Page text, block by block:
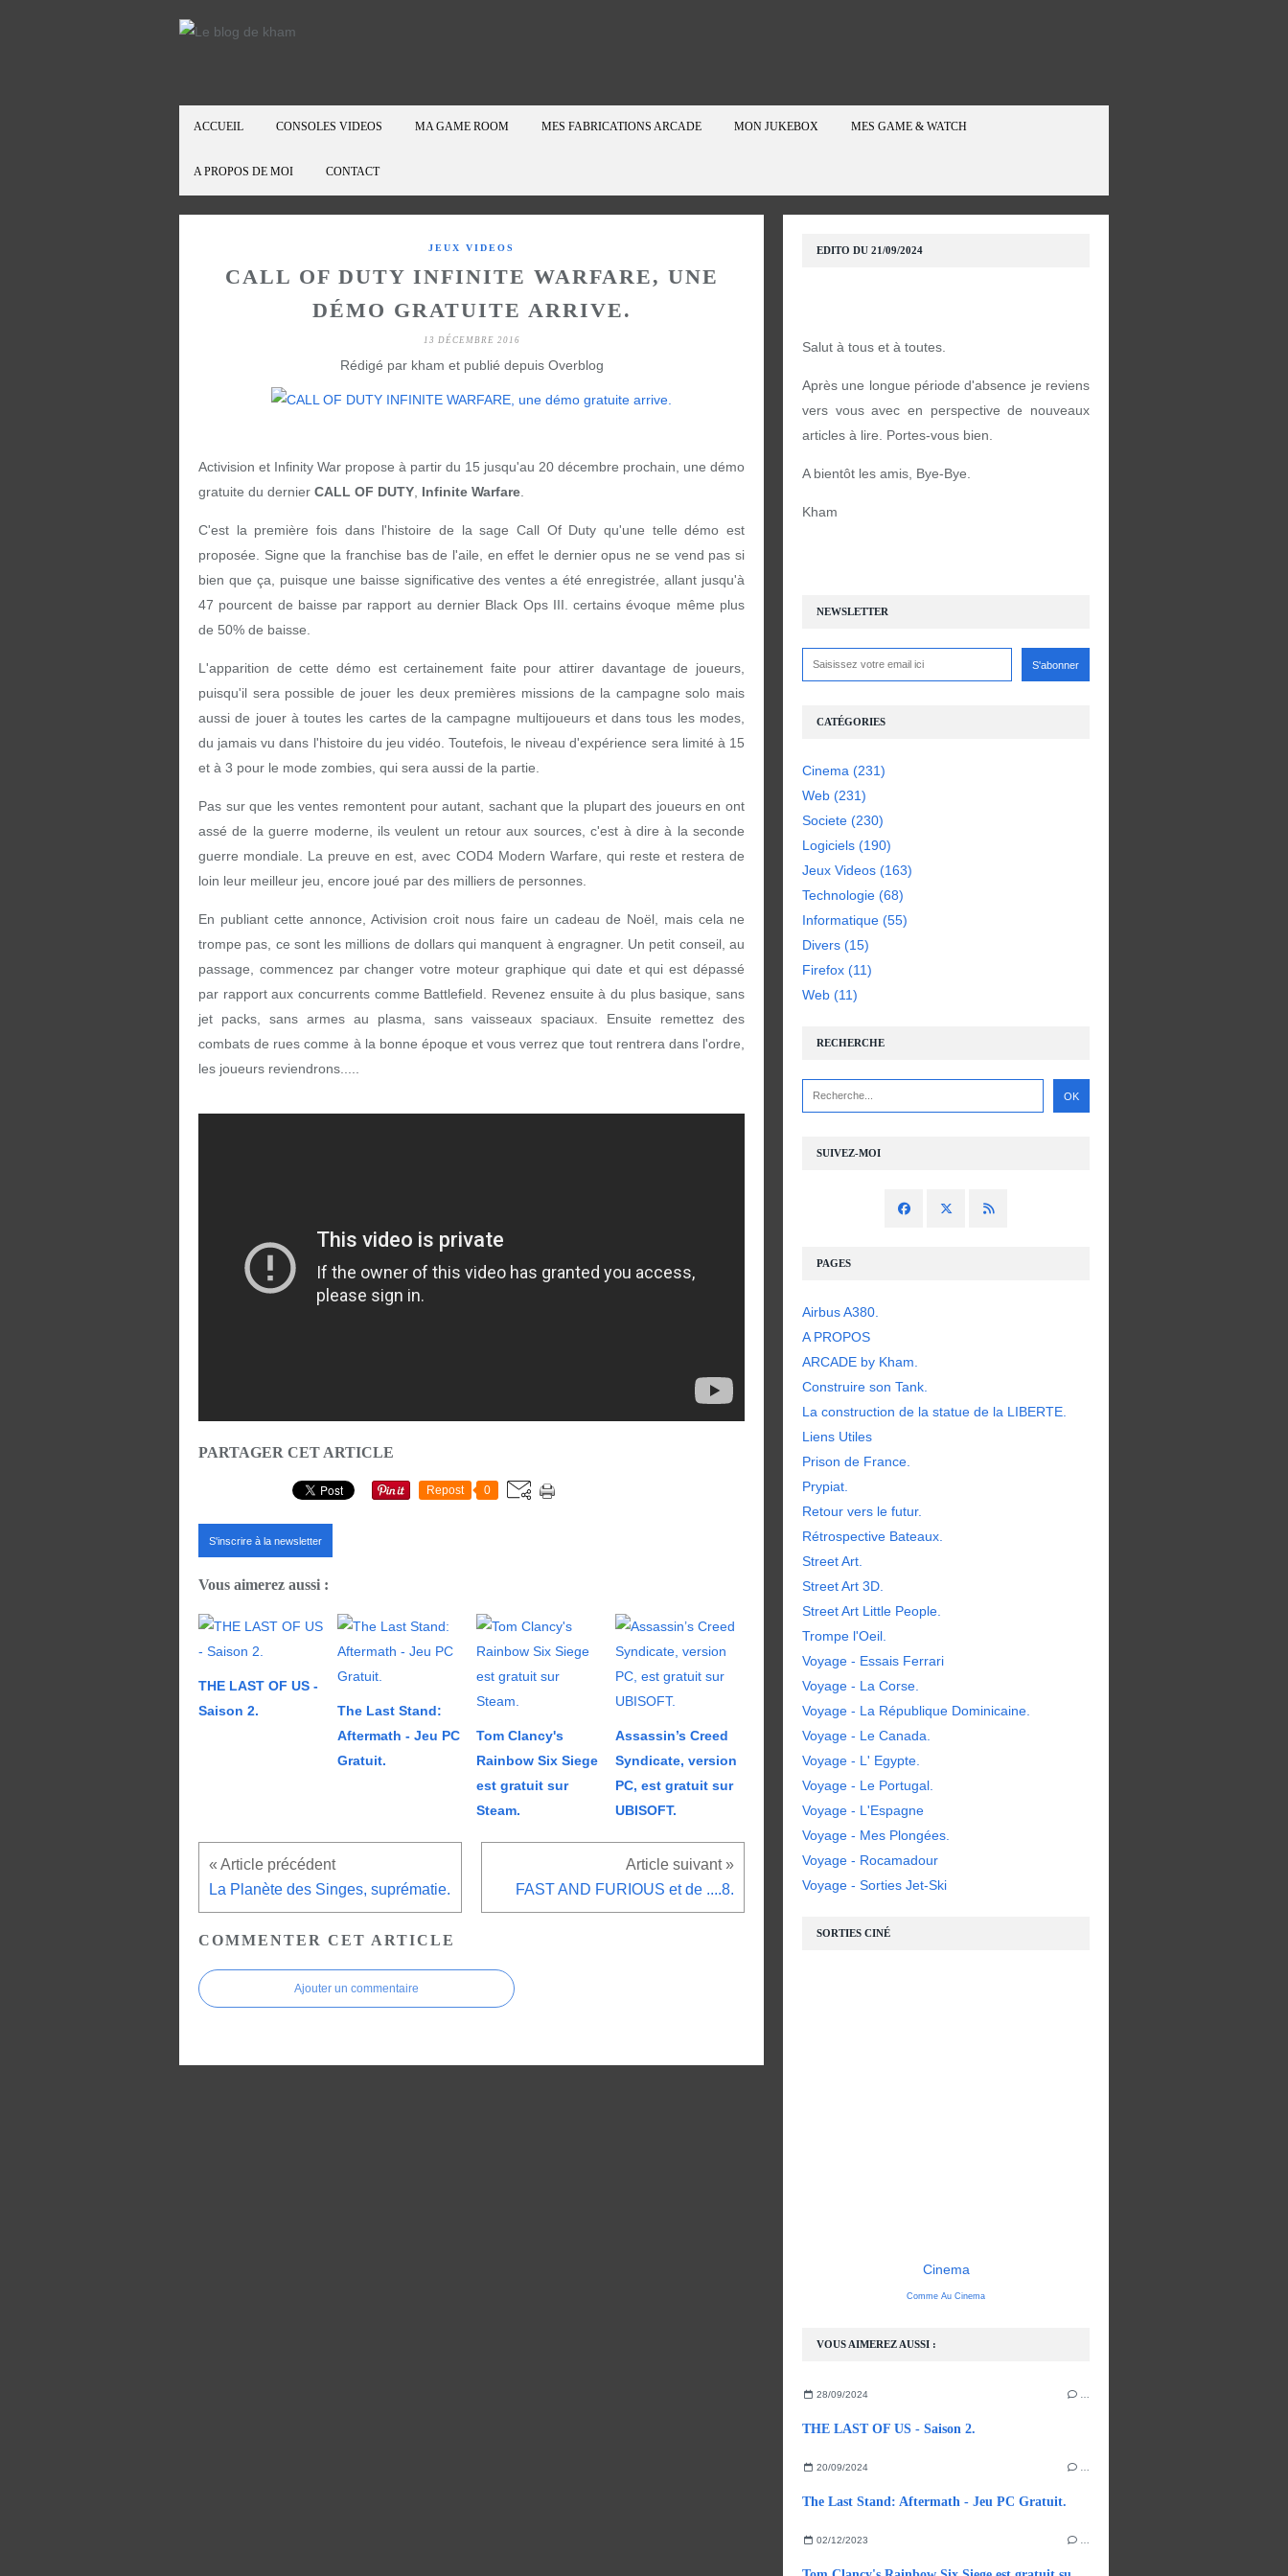
ACCUEIL CONSOLES VIDEOS MA GAME ROOM MES FABRICATIONS ARCADE MON JUKEBOX MES GAME & WATCH
A PROPOS DE MOI CONTACT
JEUX VIDEOS
CALL OF DUTY INFINITE WARFARE, UNE
DÉMO GRATUITE ARRIVE.
13 DÉCEMBRE 2016
Rédigé par kham et publié depuis Overblog
Activision et Infinity War propose à partir du 15 jusqu'au 20 décembre prochain, une démo
gratuite du dernier CALL OF DUTY Infinite Warfare
C'est la première fois dans l'histoire de la sage Call Of Duty qu'une telle démo est
proposée. Signe que la franchise bas de l'aile, en effet le dernier opus ne se vend pas si
bien que ça, puisque une baisse significative des ventes a été enregistrée, allant jusqu'à
47 pourcent de baisse par rapport au dernier Black Ops III. certains évoque même plus
de 50% de baisse.
L'apparition de cette démo est certainement faite pour attirer davantage de joueurs,
puisqu'il sera possible de jouer les deux premières missions de la campagne solo mais
aussi de jouer à toutes les cartes de la campagne multijoueurs et dans tous les modes,
du jamais vu dans l'histoire du jeu vidéo. Toutefois, le niveau d'expérience sera limité à 15
et à 3 pour le mode zombies, qui sera aussi de la partie.
Pas sur que les ventes remontent pour autant, sachant que la plupart des joueurs en ont
assé de la guerre moderne, ils veulent un retour aux sources, c'est à dire à la seconde
guerre mondiale. La preuve en est, avec COD4 Modern Warfare, qui reste et restera de
loin leur meilleur jeu, encore joué par des milliers de personnes.
En publiant cette annonce, Activision croit nous faire un cadeau de Noël, mais cela ne
trompe pas, ce sont les millions de dollars qui manquent à engragner. Un petit conseil, au
passage, commencez par changer votre moteur graphique qui date et qui est dépassé
par rapport aux concurrents comme Battlefield. Revenez ensuite à du plus basique, sans
jet packs, sans armes au plasma, sans vaisseaux spaciaux. Ensuite remettez des
combats de rues comme à la bonne époque et vous verrez que tout rentrera dans l'ordre,
les joueurs reviendrons.....
PARTAGER CET ARTICLE
Repost 0
S'inscrire à la newsletter
Vous aimerez aussi :
THE LAST OF US -
Saison 2.
The Last Stand:
Aftermath - Jeu PC
Gratuit.
Tom Clancy's
Rainbow Six Siege
est gratuit sur
Steam.
Assassin’s Creed
Syndicate, version
PC, est gratuit sur
UBISOFT.
La Planète des Singes, suprématie. FAST AND FURIOUS et de ....8.
COMMENTER CET ARTICLE
Ajouter un commentaire
NEWSLETTER
SUIVEZ-MOI
RECHERCHE
VOUS AIMEREZ AUSSI :
28/09/2024
THE LAST OF US - Saison 2.
20/09/2024
The Last Stand: Aftermath - Jeu PC Gratuit.
02/12/2023
PAGES
Airbus A380.
A PROPOS
ARCADE by Kham.
Construire son Tank.
La construction de la statue de la LIBERTE.
Liens Utiles
Prison de France.
Prypiat.
Retour vers le futur.
Rétrospective Bateaux.
Street Art.
Street Art 3D.
Street Art Little People.
Trompe l'Oeil.
Voyage - Essais Ferrari
Voyage - La Corse.
Voyage - La République Dominicaine.
Voyage - Le Canada.
Voyage - L' Egypte.
Voyage - Le Portugal.
Voyage - L'Espagne
Voyage - Mes Plongées.
Voyage - Rocamadour
Voyage - Sorties Jet-Ski
CATÉGORIES
Cinema (231)
Web (231)
Societe (230)
Logiciels (190)
Jeux Videos (163)
Technologie (68)
Informatique (55)
Divers (15)
Firefox (11)
Web (11)
EDITO DU 21/09/2024
Salut à tous et à toutes.
Après une longue période d'absence je reviens
vers vous avec en perspective de nouveaux
articles à lire. Portes-vous bien.
A bientôt les amis, Bye-Bye.
Kham
SORTIES CINÉ
Cinema
Comme Au Cinema